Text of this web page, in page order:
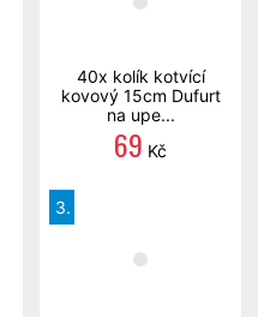
40x kolík kotvící
kovový 15cm Dufurt
na upe...
69 Kč
3.